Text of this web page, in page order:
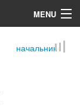
MENU
начальник